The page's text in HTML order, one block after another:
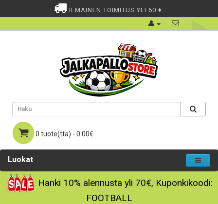
ILMAINEN TOIMITUS YLI 60 €.
0 tuote(tta) - 0.00€
Luokat
Hanki 10% alennusta yli 70€, Kuponkikoodi:
FOOTBALL